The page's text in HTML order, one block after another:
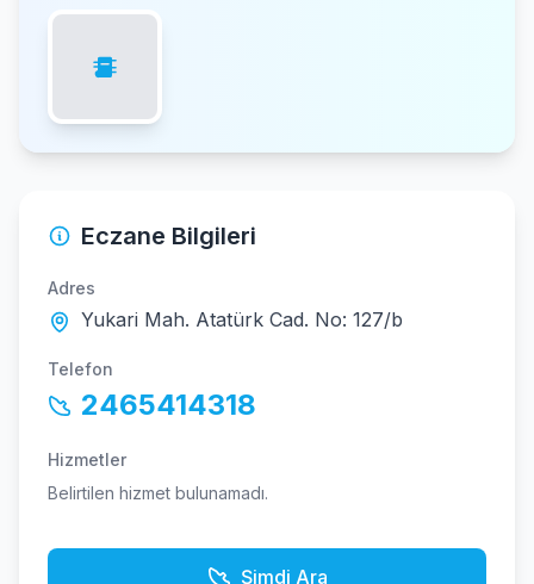
Eczane Bilgileri
Adres
Yukari Mah. Atatürk Cad. No: 127/b
Telefon
2465414318
Hizmetler
Belirtilen hizmet bulunamadı.
Şimdi Ara